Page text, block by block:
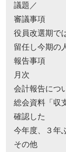
議題／
審議事項
役員改選期で
留任し今期の
報告事項
月次
会計報告につ
総会資料「収
確認した
今年度、３年
その他